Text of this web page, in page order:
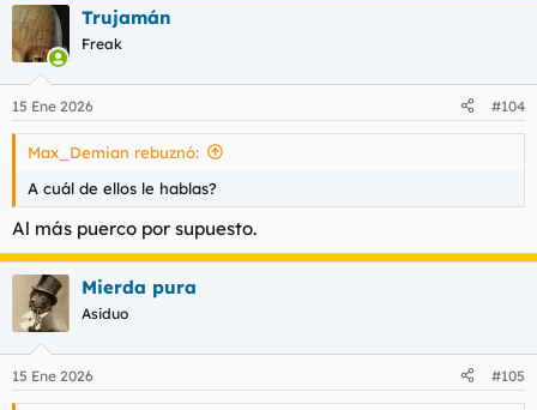
c
c
i
e
s
Trujamán
Freak
15 Ene 2026 #104
Max_Demian rebuznó:
A cuál de ellos le hablas?
Al más puerco por supuesto.
Mierda pura
Asiduo
15 Ene 2026 #105